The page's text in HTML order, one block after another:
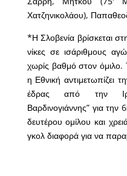
Χατζηνικολάου),
*Η Σλοβενία βρίσκεται
νίκες σε ισάριθμους
χωρίς βαθμό στον όμιλο.
η Εθνική αντιμετωπίζει
έδρας από την
Βαρδινογιάννης” για την
δευτέρου ομίλου και
γκολ διαφορά για να